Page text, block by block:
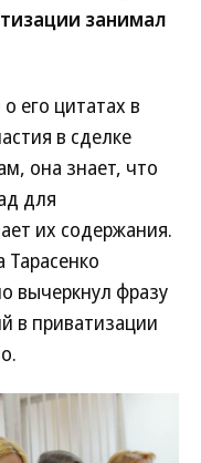
занимал
его цитатах в
в сделке
она знает, что
для
их содержания.
вычеркнул фразу
в приватизации